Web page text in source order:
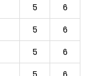
5
6
5
6
5
6